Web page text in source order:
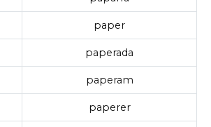
paper
paperada
paperam
paperer